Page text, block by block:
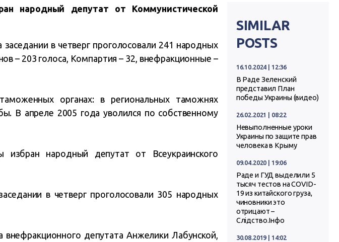
FacebookTwitter Telegram
народный депутат от Коммунистической
в четверг проголосовали 241 народных
– 203 голоса, Компартия – 32, внефракционные –
органах: в региональных таможнях
В апреле 2005 года уволился по собственному
народный депутат от Всеукраинского
в четверг проголосовали 305 народных
депутата Анжелики Лабунской,
SIMILAR
POSTS
16.10.2024 | 12:36
В Раде Зеленский
представил План
победы Украины (видео)
26.02.2021 | 08:22
Невыполненные уроки
Украины по защите прав
человека в Крыму
09.04.2020 | 19:06
Раде и ГУД выделили 5
тысяч тестов на COVID-
19 из китайского груза,
чиновники это
отрицают –
Слідство.Інфо
30.08.2019 | 14:02